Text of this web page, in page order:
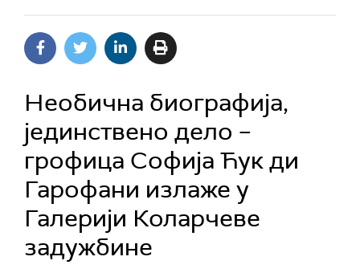
Необична биографија,
јединствено дело –
грофица Софија Ћук ди
Гарофани излаже у
Галерији Коларчеве
задужбине